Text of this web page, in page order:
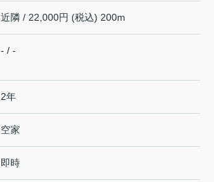
近隣 / 22,000円 (税込) 200m
- / -
2年
空家
即時